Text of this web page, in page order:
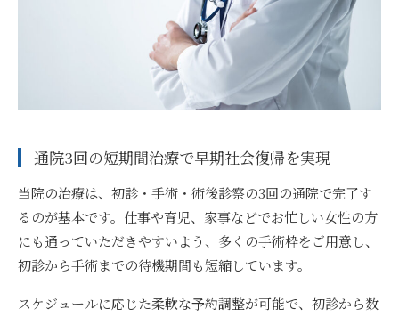
通院3回の短期間治療で早期社会復帰を実現
当院の治療は、初診・手術・術後診察の3回の通院で完了す
るのが基本です。仕事や育児、家事などでお忙しい女性の方
にも通っていただきやすいよう、多くの手術枠をご用意し、
初診から手術までの待機期間も短縮しています。
スケジュールに応じた柔軟な予約調整が可能で、初診から数